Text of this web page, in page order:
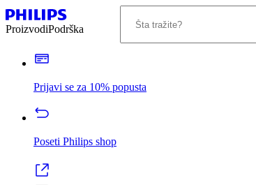
ProizvodiPodrška
Prijavi se za 10% popusta
Poseti Philips shop